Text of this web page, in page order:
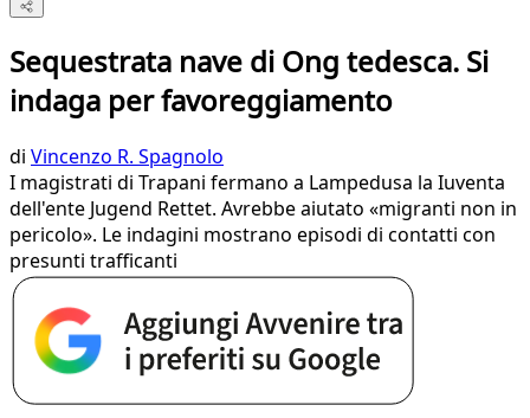
Sequestrata nave di Ong tedesca. Si
indaga per favoreggiamento
di Vincenzo R. Spagnolo
I magistrati di Trapani fermano a Lampedusa la Iuventa
dell'ente Jugend Rettet. Avrebbe aiutato «migranti non in
pericolo». Le indagini mostrano episodi di contatti con
presunti trafficanti